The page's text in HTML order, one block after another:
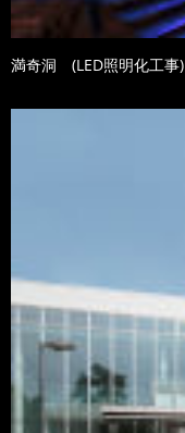
満奇洞 (LED照明化工事)